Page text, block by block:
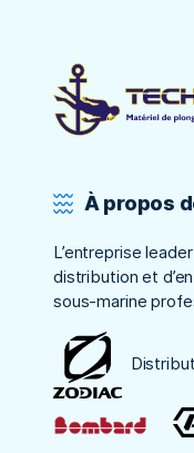
À propos
L’entreprise
distribution et
sous-marine